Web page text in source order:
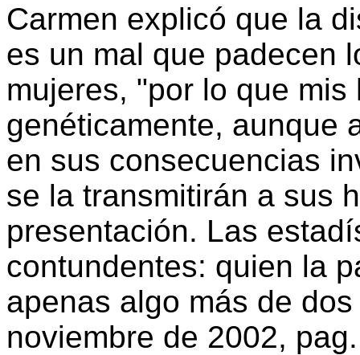
Carmen explicó que la
es un mal que padecen
mujeres, "por lo que
genéticamente, aunque
en sus consecuencias
se la transmitirán a sus
presentación. Las
contundentes: quien la
apenas algo más de
noviembre de 2002,